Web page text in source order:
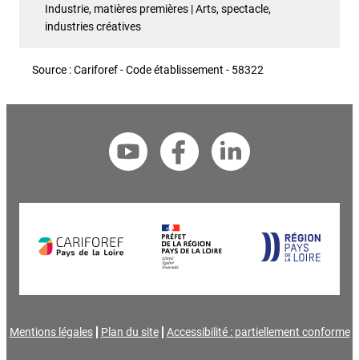
Industrie, matières premières | Arts, spectacle,
industries créatives
Source : Cariforef - Code établissement - 58322
Mentions légales Plan du site Accessibilité : partiellement conforme